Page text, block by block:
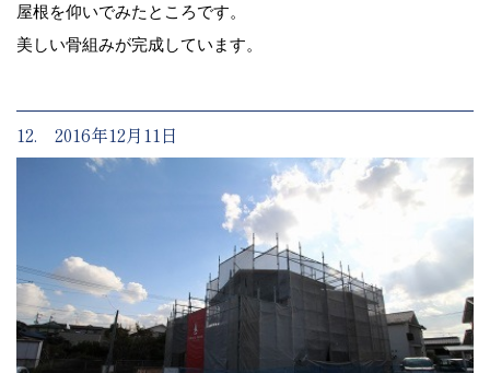
屋根を仰いでみたところです。
美しい骨組みが完成しています。
12. 2016年12月11日